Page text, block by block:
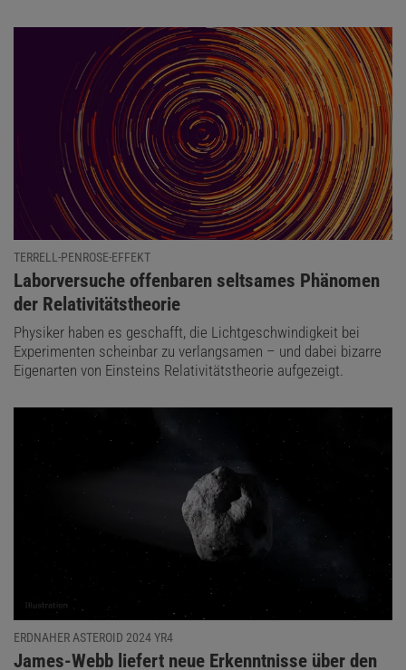
TERRELL-PENROSE-EFFEKT
:
Laborversuche offenbaren seltsames Phänomen
der Relativitätstheorie
Physiker haben es geschafft, die Lichtgeschwindigkeit bei
Experimenten scheinbar zu verlangsamen – und dabei bizarre
Eigenarten von Einsteins Relativitätstheorie aufgezeigt.
ERDNAHER ASTEROID 2024 YR4
:
James-Webb liefert neue Erkenntnisse über den